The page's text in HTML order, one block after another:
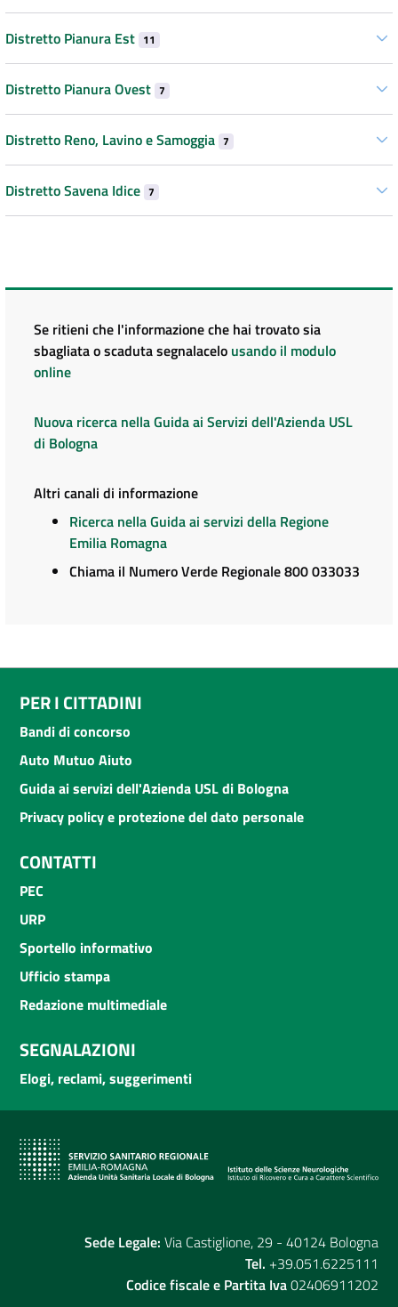
Distretto Pianura Est 11
Distretto Pianura Ovest 7
Distretto Reno, Lavino e Samoggia 7
Distretto Savena Idice 7
Se ritieni che l'informazione che hai trovato sia
sbagliata o scaduta segnalacelo usando il modulo
online
Nuova ricerca nella Guida ai Servizi dell'Azienda USL
di Bologna
Altri canali di informazione
Ricerca nella Guida ai servizi della Regione
Emilia Romagna
Chiama il Numero Verde Regionale 800 033033
PER I CITTADINI
Bandi di concorso
Auto Mutuo Aiuto
Guida ai servizi dell'Azienda USL di Bologna
Privacy policy e protezione del dato personale
CONTATTI
PEC
URP
Sportello informativo
Ufficio stampa
Redazione multimediale
SEGNALAZIONI
Elogi, reclami, suggerimenti
Sede Legale: Via Castiglione, 29 - 40124 Bologna
Tel. +39.051.6225111
Codice fiscale e Partita Iva02406911202